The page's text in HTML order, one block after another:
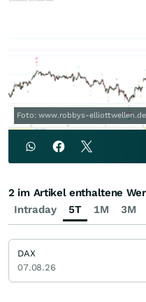
Foto: www.robbys-elliottwellen.de
Intraday 5T 1M 3M
2 im Artikel enthaltene
DAX
07.08.26